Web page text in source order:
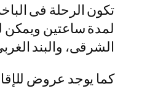
تكون الرحلة فى
لمدة ساعتين ويمكن
الشرقى، والبند
كما يوجد عروض